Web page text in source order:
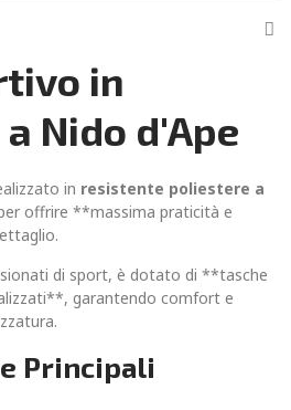
in
Nido d'Ape
in resistente poliestere a
offrire **massima praticità e
di sport, è dotato di **tasche
garantendo comfort e
Principali